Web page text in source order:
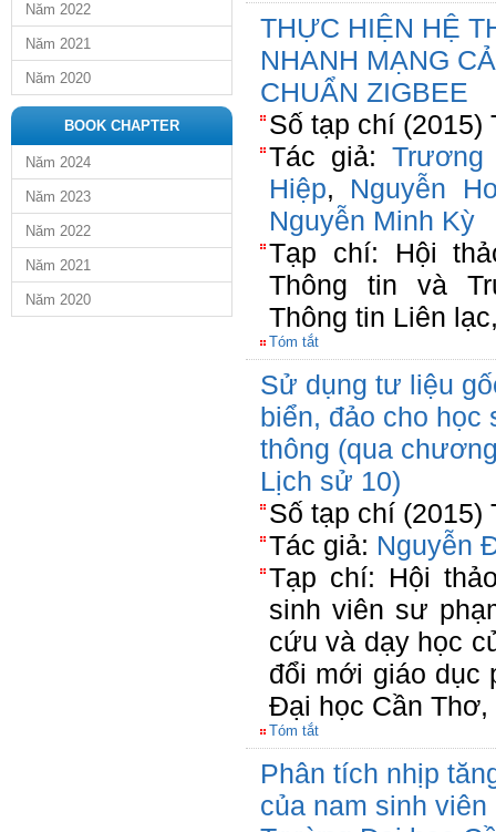
Năm 2022
Năm 2021
Năm 2020
BOOK CHAPTER
Năm 2024
Năm 2023
Năm 2022
Năm 2021
Năm 2020
THỰC HIỆN HỆ
NHANH MẠNG
CHUẨN ZIGBEE
Số tạp chí (2015)
Tác giả:Trương
Hiệp, Nguyễn
Nguyễn Minh Kỳ
Tạp chí: Hội
Thông tin và
Thông tin Liên
Tóm tắt
Sử dụng tư liệu
biển, đảo cho học
thông (qua
Lịch sử 10)
Số tạp chí (2015)
Tác giả: Nguyễn
Tạp chí: Hội
sinh viên sư
cứu và dạy học
đổi mới giáo dục
Đại học Cần Thơ,
Tóm tắt
Phân tích nhịp
của nam sinh